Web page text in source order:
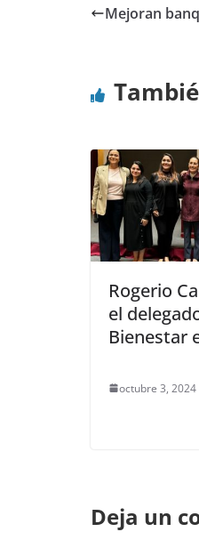
Mejoran
Rogerio
el
Bienestar
octubre 3, 2024
Deja un